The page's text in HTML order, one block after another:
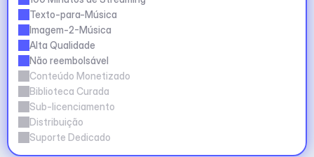
Texto-para-Música
Imagem-2-Música
Alta Qualidade
Não reembolsável
Conteúdo Monetizado
Biblioteca Curada
Sub-licenciamento
Distribuição
Suporte Dedicado